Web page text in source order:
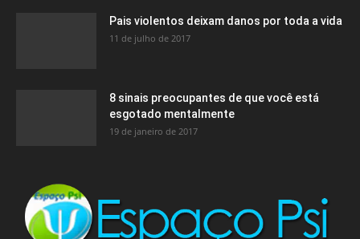
Pais violentos deixam danos por toda a vida
11 de julho de 2017
8 sinais preocupantes de que você está
esgotado mentalmente
19 de janeiro de 2017